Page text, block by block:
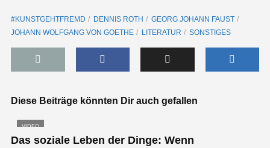
#KUNSTGEHTFREMD DENNIS ROTH
GEORG JOHANN FAUST
JOHANN WOLFGANG VON GOETHE
LITERATUR SONSTIGES
Diese Beiträge könnten Dir auch gefallen
VIDEO
Das soziale Leben der Dinge: Wenn